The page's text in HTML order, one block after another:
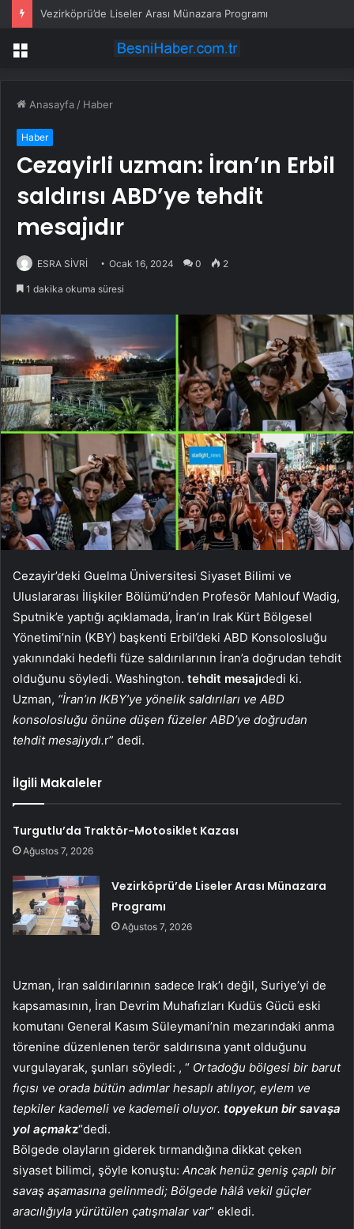
Vezirköprü’de Liseler Arası Münazara Programı
Menü
Anasayfa / Haber
Haber
Cezayirli uzman: İran’ın Erbil
saldırısı ABD’ye tehdit
mesajıdır
ESRA SİVRİ Ocak 16, 2024 0 2
1 dakika okuma süresi
Cezayir’deki Guelma Üniversitesi Siyaset Bilimi ve
Uluslararası İlişkiler Bölümü’nden Profesör Mahlouf Wadig,
Sputnik’e yaptığı açıklamada, İran’ın Irak Kürt Bölgesel
Yönetimi’nin (KBY) başkenti Erbil’deki ABD Konsolosluğu
yakınındaki hedefli füze saldırılarının İran’a doğrudan tehdit
olduğunu söyledi. Washington. tehdit mesajıdedi ki.
Uzman, “İran’ın IKBY’ye yönelik saldırıları ve ABD
konsolosluğu önüne düşen füzeler ABD’ye doğrudan
tehdit mesajıydı.r” dedi.
İlgili Makaleler
Turgutlu’da Traktör-Motosiklet Kazası
Ağustos 7, 2026
Vezirköprü’de Liseler Arası Münazara
Programı
Ağustos 7, 2026
Uzman, İran saldırılarının sadece Irak’ı değil, Suriye’yi de
kapsamasının, İran Devrim Muhafızları Kudüs Gücü eski
komutanı General Kasım Süleymani’nin mezarındaki anma
törenine düzenlenen terör saldırısına yanıt olduğunu
vurgulayarak, şunları söyledi: , “ Ortadoğu bölgesi bir barut
fıçısı ve orada bütün adımlar hesaplı atılıyor, eylem ve
tepkiler kademeli ve kademeli oluyor. topyekun bir savaşa
yol açmakz“dedi.
Bölgede olayların giderek tırmandığına dikkat çeken
siyaset bilimci, şöyle konuştu: Ancak henüz geniş çaplı bir
savaş aşamasına gelinmedi; Bölgede hâlâ vekil güçler
aracılığıyla yürütülen çatışmalar var” ekledi.